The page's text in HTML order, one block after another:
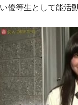
い優等生として能活